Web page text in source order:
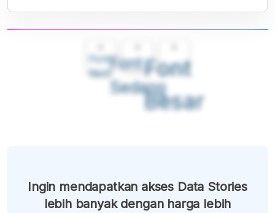
Font
Kecil
Font
Sedang
Font
Besar
Ingin mendapatkan akses Data Stories
lebih banyak dengan harga lebih